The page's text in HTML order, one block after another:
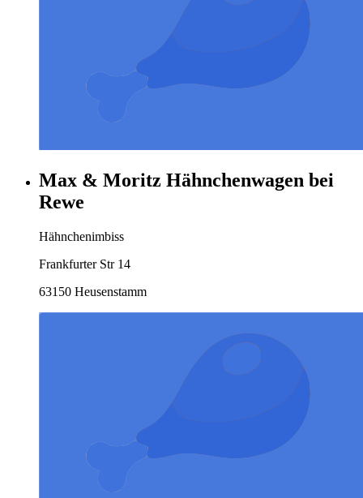
Max & Moritz Hähnchenwagen bei
Rewe
Hähnchenimbiss
Frankfurter Str 14
63150 Heusenstamm